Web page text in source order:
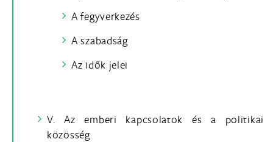
A fegyverkezés
A szabadság
Az idők jelei
V. Az emberi kapcsolatok és a politikai
közösség